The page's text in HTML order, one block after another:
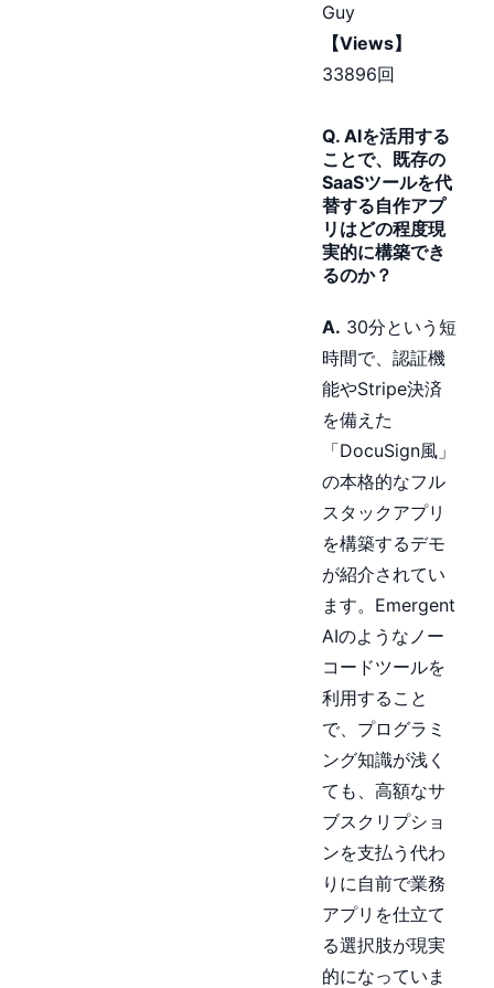
Guy
【Views】
33896回
Q. AIを活用する
ことで、既存の
SaaSツールを代
替する自作アプ
リはどの程度現
実的に構築でき
るのか？
A. 30分という短
時間で、認証機
能やStripe決済
を備えた
「DocuSign風」
の本格的なフル
スタックアプリ
を構築するデモ
が紹介されてい
ます。Emergent
AIのようなノー
コードツールを
利用すること
で、プログラミ
ング知識が浅く
ても、高額なサ
ブスクリプショ
ンを支払う代わ
りに自前で業務
アプリを仕立て
る選択肢が現実
的になっていま